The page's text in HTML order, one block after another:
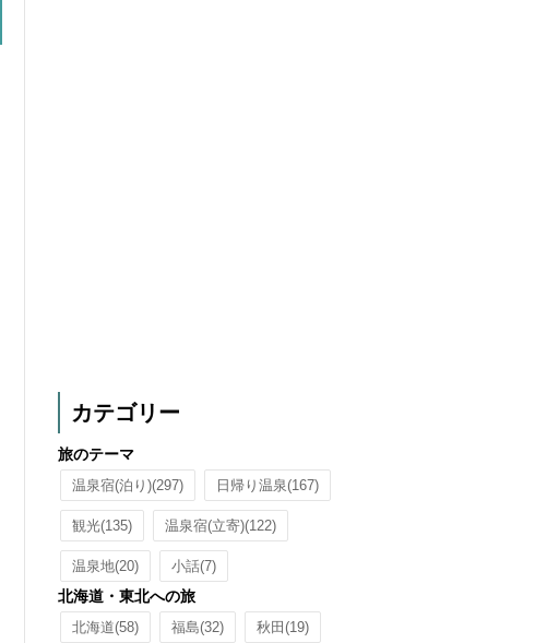
カテゴリー
旅のテーマ
温泉宿(泊り)(297) 日帰り温泉(167)
観光(135) 温泉宿(立寄)(122)
温泉地(20) 小話(7)
北海道・東北への旅
北海道(58) 福島(32) 秋田 (19)